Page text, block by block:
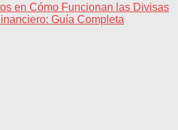
en Cómo Funcionan las Divisas
Guía Completa